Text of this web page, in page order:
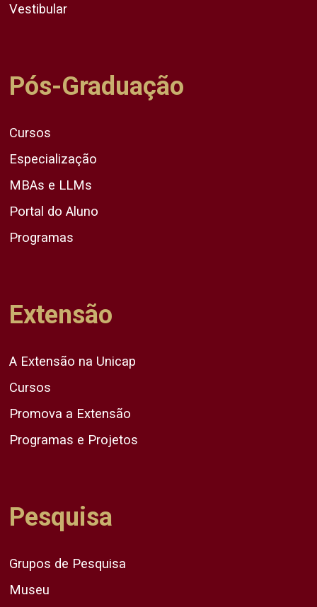
Vestibular
Pós-Graduação
Cursos
Especialização
MBAs e LLMs
Portal do Aluno
Programas
Extensão
A Extensão na Unicap
Cursos
Promova a Extensão
Programas e Projetos
Pesquisa
Grupos de Pesquisa
Museu